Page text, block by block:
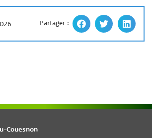
Partager :
Couesnon